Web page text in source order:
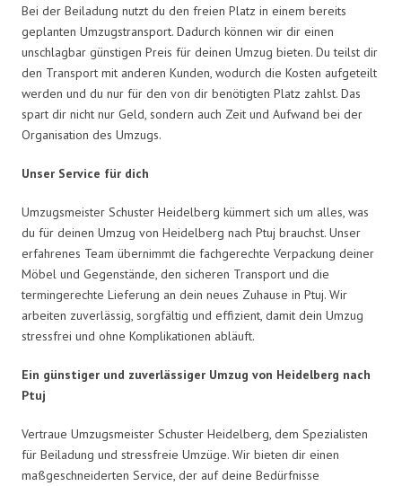
Bei der Beiladung nutzt du den freien Platz in einem bereits
geplanten Umzugstransport. Dadurch können wir dir einen
unschlagbar günstigen Preis für deinen Umzug bieten. Du teilst dir
den Transport mit anderen Kunden, wodurch die Kosten aufgeteilt
werden und du nur für den von dir benötigten Platz zahlst. Das
spart dir nicht nur Geld, sondern auch Zeit und Aufwand bei der
Organisation des Umzugs.
Unser Service für dich
Umzugsmeister Schuster Heidelberg kümmert sich um alles, was
du für deinen Umzug von Heidelberg nach Ptuj brauchst. Unser
erfahrenes Team übernimmt die fachgerechte Verpackung deiner
Möbel und Gegenstände, den sicheren Transport und die
termingerechte Lieferung an dein neues Zuhause in Ptuj. Wir
arbeiten zuverlässig, sorgfältig und effizient, damit dein Umzug
stressfrei und ohne Komplikationen abläuft.
Ein günstiger und zuverlässiger Umzug von Heidelberg nach
Ptuj
Vertraue Umzugsmeister Schuster Heidelberg, dem Spezialisten
für Beiladung und stressfreie Umzüge. Wir bieten dir einen
maßgeschneiderten Service, der auf deine Bedürfnisse